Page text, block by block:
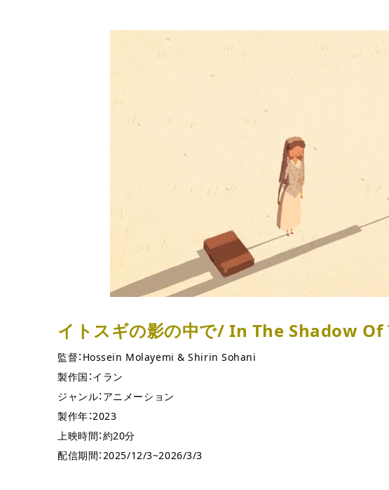
イトスギの影の中で/ In The Shadow Of
監督：Hossein Molayemi & Shirin Sohani
製作国：イラン
ジャンル：アニメーション
製作年：2023
上映時間：約20分
配信期間：2025/12/3~2026/3/3